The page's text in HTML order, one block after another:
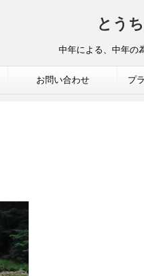
とう
中年による、中年の
お問い合わせ プ